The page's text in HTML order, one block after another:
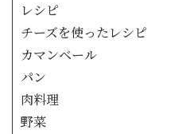
レシピ
チーズを使ったレシピ
カマンベール
パン
肉料理
野菜